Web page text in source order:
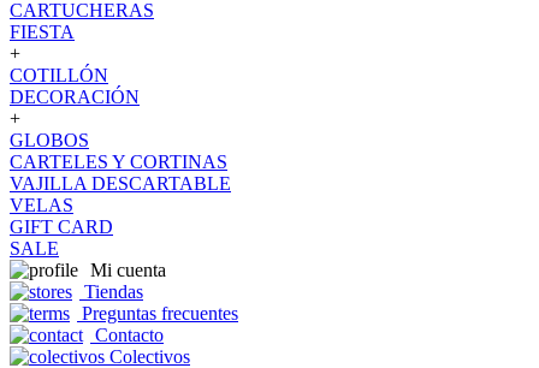
CARTUCHERAS
FIESTA
+
COTILLÓN
DECORACIÓN
+
GLOBOS
CARTELES Y CORTINAS
VAJILLA DESCARTABLE
VELAS
GIFT CARD
SALE
Mi cuenta
Tiendas
Preguntas frecuentes
Contacto
Colectivos